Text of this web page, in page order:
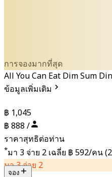
การจองมากที่สุด
All You Can Eat Dim Sum
ข้อมูลเพิ่มเติม
฿ 1,045
฿ 888 /
ราคาสุทธิต่อท่าน
*มา 3 จ่าย 2 เฉลี่ย ฿ 592/คน
มา 3 จ่าย 2
จอง